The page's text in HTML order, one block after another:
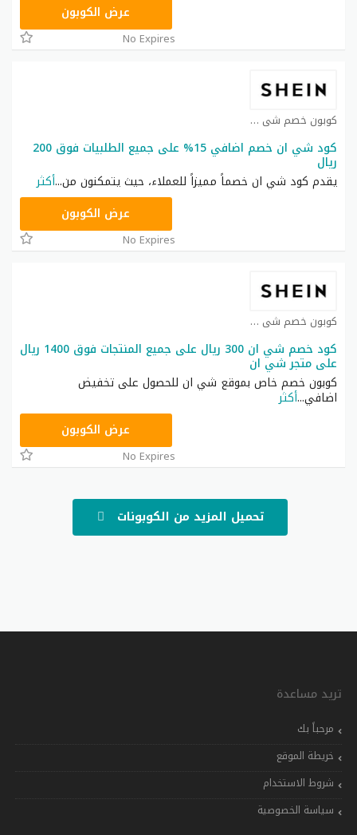
عرض الكوبون
No Expires
كوبون خصم شي ان كوبون
كود شي ان خصم اضافي 15% على جميع الطلبيات فوق 200
ريال
يقدم كود شي ان خصماً مميزاً للعملاء، حيث يتمكنون من...أكثر
عرض الكوبون
No Expires
كوبون خصم شي ان كوبون
كود خصم شي ان 300 ريال على جميع المنتجات فوق 1400 ريال
على متجر شي ان
كوبون خصم خاص بموقع شي ان للحصول على تخفيض
اضافي...أكثر
عرض الكوبون
No Expires
تحميل المزيد من الكوبونات
تريد مساعدة
مرحباً بك
خريطة الموقع
شروط الاستخدام
سياسة الخصوصية